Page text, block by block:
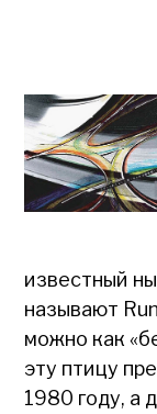
известный
называют
можно как
эту птицу
1980 году, а